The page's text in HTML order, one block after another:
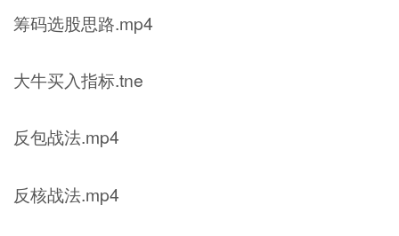
筹码选股思路.mp4
大牛买入指标.tne
反包战法.mp4
反核战法.mp4